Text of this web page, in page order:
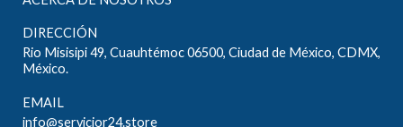
DIRECCIÓN
Rio Misisipi 49, Cuauhtémoc 06500, Ciudad de México, CDMX,
México.
EMAIL
info@servicior24.store